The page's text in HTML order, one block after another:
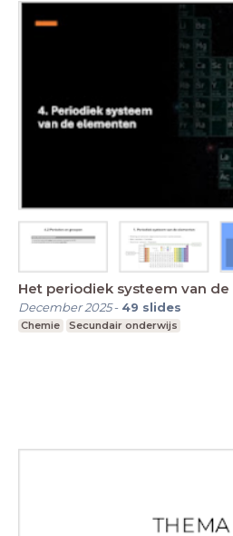
Het periodiek systeem van
December 2025- 49 slides
Chemie Secundair onderwijs